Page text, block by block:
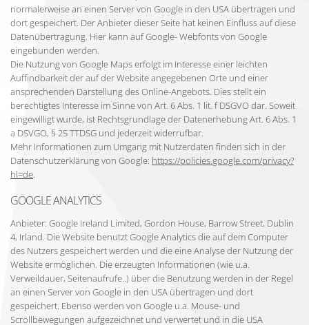
normalerweise an einen Server von Google in den USA übertragen und
dort gespeichert. Der Anbieter dieser Seite hat keinen Einfluss auf diese
Datenübertragung. Hier kann auf Google- Webfonts von Google
eingebunden werden.
Die Nutzung von Google Maps erfolgt im Interesse einer leichten
Auffindbarkeit der auf der Website angegebenen Orte und einer
ansprechenden Darstellung des Online-Angebots. Dies stellt ein
berechtigtes Interesse im Sinne von Art. 6 Abs. 1 lit. f DSGVO dar. Soweit
eingewilligt wurde, ist Rechtsgrundlage der Datenerhebung Art. 6 Abs. 1
a DSVGO, § 25 TTDSG und jederzeit widerrufbar.
Mehr Informationen zum Umgang mit Nutzerdaten finden sich in der
Datenschutzerklärung von Google: https://policies.google.com/privacy?
hl=de.
GOOGLE ANALYTICS
Anbieter: Google Ireland Limited, Gordon House, Barrow Street, Dublin
4, Irland. Die Website benutzt Google Analytics die auf dem Computer
des Nutzers gespeichert werden und die eine Analyse der Nutzung der
Website ermöglichen. Die erzeugten Informationen (wie u.a.
Verweildauer, Seitenaufrufe..) über die Benutzung werden in der Regel
an einen Server von Google in den USA übertragen und dort
gespeichert. Ebenso werden von Google u.a. Mouse- und
Scrollbewegungen aufgezeichnet und verwertet und in die USA